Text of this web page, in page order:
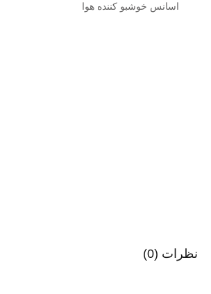
اسانس خوشبو کننده هوا
نظرات (0)